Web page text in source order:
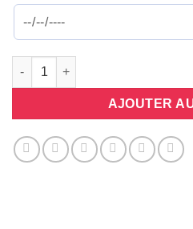
quantité de Tarte citron
AJOUTER